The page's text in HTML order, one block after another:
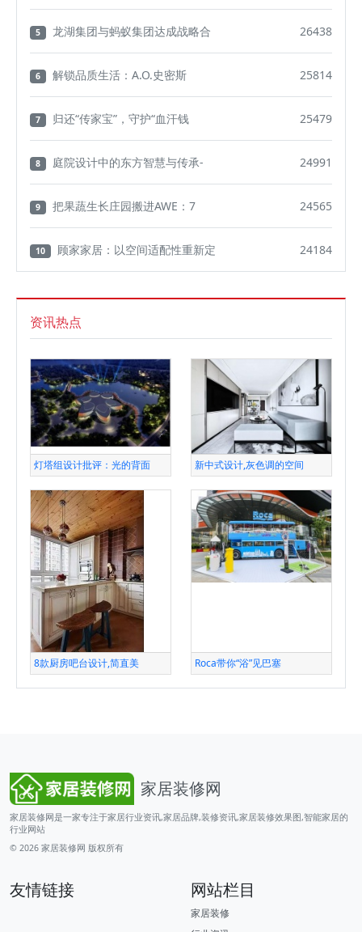
5 龙湖集团与蚂蚁集团达成战略合 26438
6 解锁品质生活：A.O.史密斯 25814
7 归还“传家宝”，守护“血汗钱 25479
8 庭院设计中的东方智慧与传承- 24991
9 把果蔬生长庄园搬进AWE：7 24565
10 顾家家居：以空间适配性重新定 24184
资讯热点
灯塔组设计批评：光的背面 新中式设计,灰色调的空间
8款厨房吧台设计,简直美 Roca带你“浴”见巴塞
家居装修网
家居装修网是一家专注于家居行业资讯,家居品牌,装修资讯,家居装修效果图,智能家居的
行业网站
© 2026 家居装修网 版权所有
友情链接 网站栏目
家居装修